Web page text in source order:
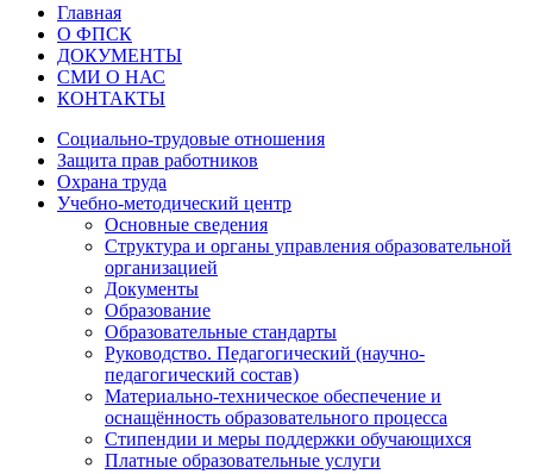
Главная
О ФПСК
ДОКУМЕНТЫ
СМИ О НАС
КОНТАКТЫ
Социально-трудовые отношения
Защита прав работников
Охрана труда
Учебно-методический центр
Основные сведения
Структура и органы управления образовательной
организацией
Документы
Образование
Образовательные стандарты
Руководство. Педагогический (научно-
педагогический состав)
Материально-техническое обеспечение и
оснащённость образовательного процесса
Стипендии и меры поддержки обучающихся
Платные образовательные услуги